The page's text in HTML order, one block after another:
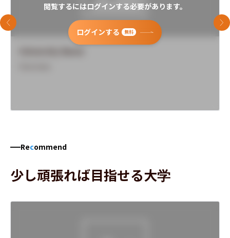
閲覧するにはログインする必要があります。
ログインする 無料
前のスライド 次
Recommend
少し頑張れば目指せる大学